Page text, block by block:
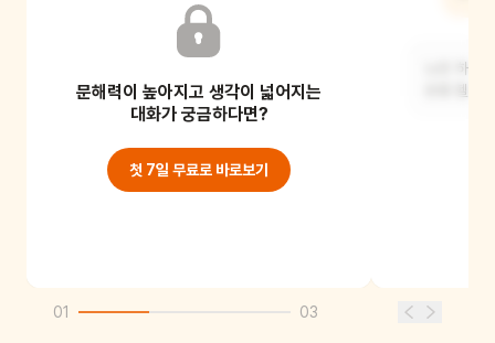
번 떠올려 보세요.
문해력이 높아지고 생각이 넓어지는
대화가 궁금하다면?
첫 7일 무료로 바로보기
노란 하늘
01 03